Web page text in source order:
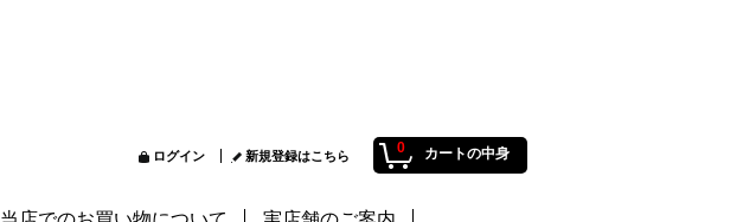
0 カートの中身
ログイン 新規登録はこちら